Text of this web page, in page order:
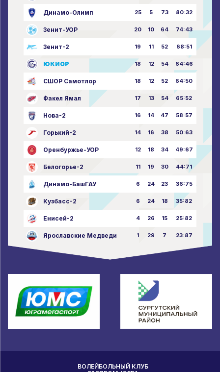
Динамо-Олимп 25 5 73 80:32
Зенит-УОР 20 10 64 74:43
Зенит-2 19 11 52 68:51
ЮКИОР 18 12 54 64:46
СШОР Самотлор 18 12 52 64:50
Факел Ямал 17 13 54 65:52
Нова-2 16 14 47 58:57
Горький-2 14 16 38 50:63
Оренбуржье-УОР 12 18 34 49:67
Белогорье-2 11 19 30 44:71
Динамо-БашГАУ 6 24 23 36:75
Кузбасс-2 6 24 18 35:82
Енисей-2 4 26 15 25:82
Ярославские Медведи 1 29 7 23:87
ВОЛЕЙБОЛЬНЫЙ КЛУБ